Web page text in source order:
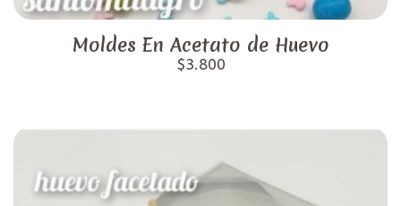
Moldes En Acetato de Huevo
$3.800